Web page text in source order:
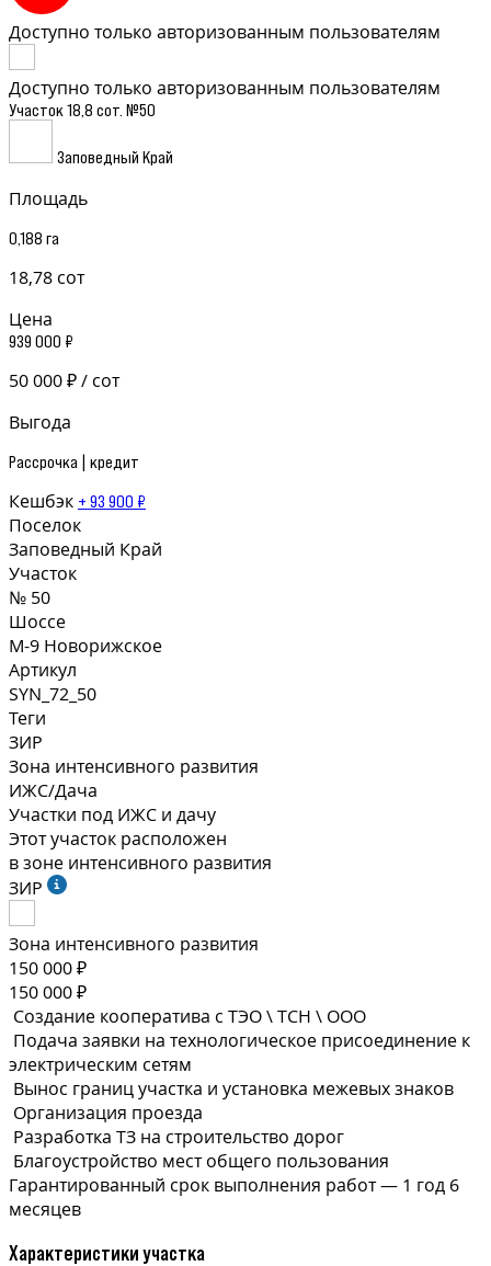
Доступно только авторизованным пользователям
Доступно только авторизованным пользователям
Участок 18,8 сот. №50
Заповедный Край
Площадь
0,188 га
18,78 сот
Цена
939 000 ₽
50 000 ₽ / сот
Выгода
Рассрочка | кредит
Кешбэк + 93 900 ₽
Поселок
Заповедный Край
Участок
№ 50
Шоссе
М-9 Новорижское
Артикул
SYN_72_50
Теги
ЗИР
Зона интенсивного развития
ИЖС/Дача
Участки под ИЖС и дачу
Этот участок расположен
в зоне интенсивного развития
ЗИР
Зона интенсивного развития
150 000 ₽
150 000 ₽
Создание кооператива с ТЭО \ ТСН \ ООО
Подача заявки на технологическое присоединение к
электрическим сетям
Вынос границ участка и установка межевых знаков
Организация проезда
Разработка ТЗ на строительство дорог
Благоустройство мест общего пользования
Гарантированный срок выполнения работ — 1 год 6
месяцев
Характеристики участка